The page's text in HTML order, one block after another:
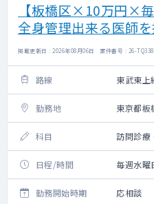
【板橋区×10万円×
全身管理出来る医師
掲載更新日 : 2026年08月06日 案件番号 : 26-
路線 東武東上
勤務地 東京都板
科目 訪問診療
日程/時間 毎週水
勤務開始時期 応相談